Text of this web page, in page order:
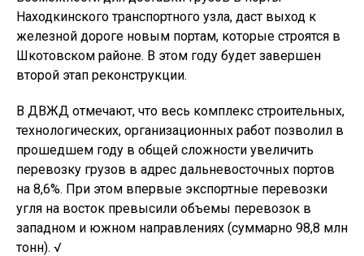
Находкинского транспортного узла, даст выход к
железной дороге новым портам, которые строятся в
Шкотовском районе. В этом году будет завершен
второй этап реконструкции.
В ДВЖД отмечают, что весь комплекс строительных,
технологических, организационных работ позволил в
прошедшем году в общей сложности увеличить
перевозку грузов в адрес дальневосточных портов
на 8,6%. При этом впервые экспортные перевозки
угля на восток превысили объемы перевозок в
западном и южном направлениях (суммарно 98,8 млн
тонн). √